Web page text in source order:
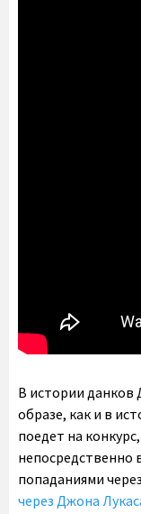
В истории данков
образе, как и в
поедет на
непосредственно
попаданиями
через Джона